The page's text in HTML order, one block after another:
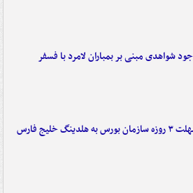
شواهدی مبنی بر بمباران لامرد با فسفر
بورس به هلدینگ خلیج فارس